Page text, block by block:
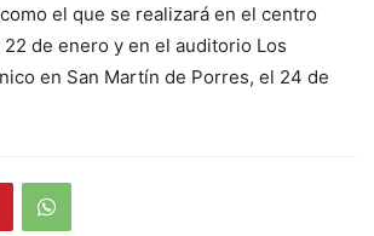
el que se realizará en el centro
de enero y en el auditorio Los
en San Martín de Porres, el 24 de